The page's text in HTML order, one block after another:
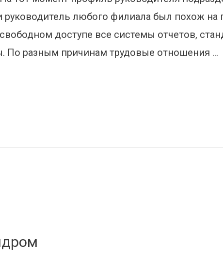
руководитель любого филиала был похож на
доступе все системы отчетов,
По разным причинам трудовые отношения …